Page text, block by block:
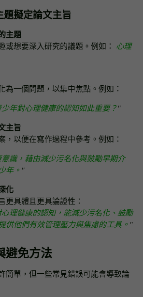
題擬定論文主旨
主題
或想要深入研究的議題。例如： 心理
為一個問題，以集中焦點。例如：
年對心理健康的認知如此重要？ "
主旨
，以便在寫作過程中參考。例如：
識，藉由減少污名化與鼓勵早期介
年。 "
化
更具體且更具論證性：
理健康的認知，能減少污名化、鼓勵
供他們有效管理壓力與焦慮的工具。 "
避免方法
簡單，但一些常見錯誤可能會導致論